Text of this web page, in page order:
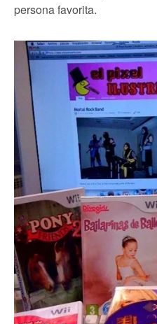
persona favorita.